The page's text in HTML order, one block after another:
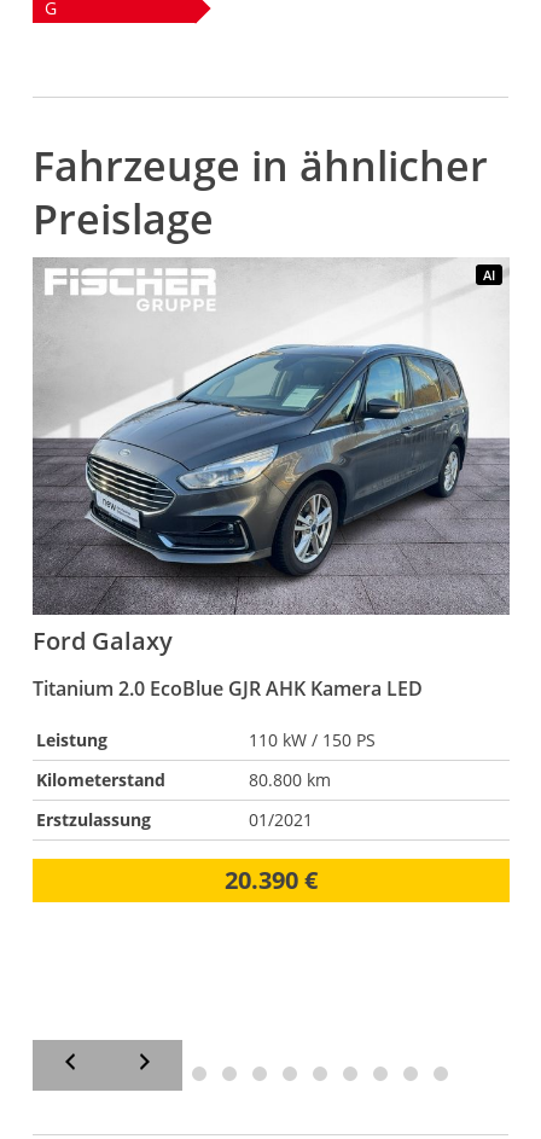
G
Fahrzeuge in ähnlicher
Preislage
AI
Ford Galaxy
Titanium 2.0 EcoBlue GJR AHK Kamera LED
Leistung
110 kW / 150 PS
Kilometerstand
80.800 km
Erstzulassung
01/2021
20.390 €